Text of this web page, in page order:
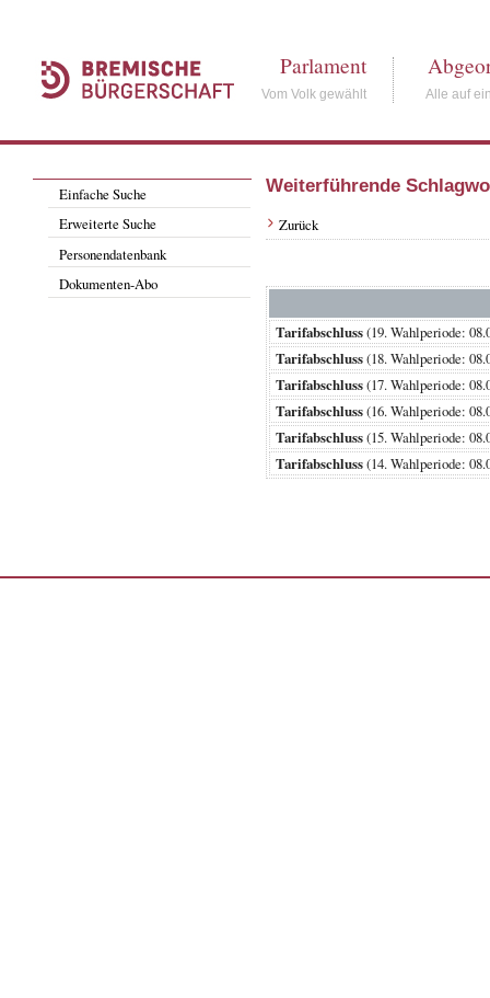
Parlament
Vom Volk gewählt Alle auf
Einfache Suche
Erweiterte Suche
Personendatenbank
Dokumenten-Abo
Weiterführende
Zurück
Tarifabschluss(19. Wahlperiode:
Tarifabschluss(18. Wahlperiode:
Tarifabschluss(17. Wahlperiode:
Tarifabschluss(16. Wahlperiode:
Tarifabschluss(15. Wahlperiode:
Tarifabschluss(14. Wahlperiode: